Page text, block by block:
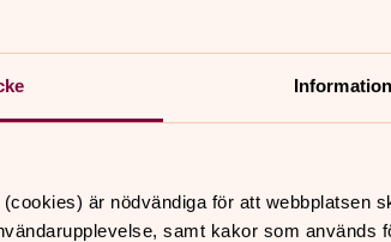
Information
är nödvändiga för att webbplatsen
samt kakor som används